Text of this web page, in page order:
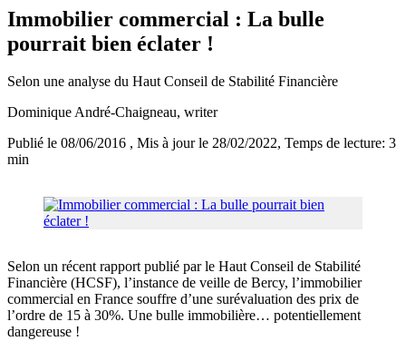
Immobilier commercial : La bulle
pourrait bien éclater !
Selon une analyse du Haut Conseil de Stabilité Financière
Dominique André-Chaigneau, writer
Publié le 08/06/2016 , Mis à jour le 28/02/2022, Temps de lecture: 3
min
Selon un récent rapport publié par le Haut Conseil de Stabilité
Financière (HCSF), l’instance de veille de Bercy, l’immobilier
commercial en France souffre d’une surévaluation des prix de
l’ordre de 15 à 30%. Une bulle immobilière… potentiellement
dangereuse !